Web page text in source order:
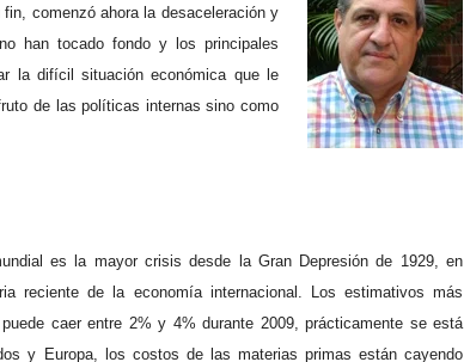
comenzó ahora la desaceleración y
han tocado fondo y los principales
la difícil situación económica que le
de las políticas internas sino como
es la mayor crisis desde la Gran Depresión de 1929, en
reciente de la economía internacional. Los estimativos más
caer entre 2% y 4% durante 2009, prácticamente se está
y Europa, los costos de las materias primas están cayendo